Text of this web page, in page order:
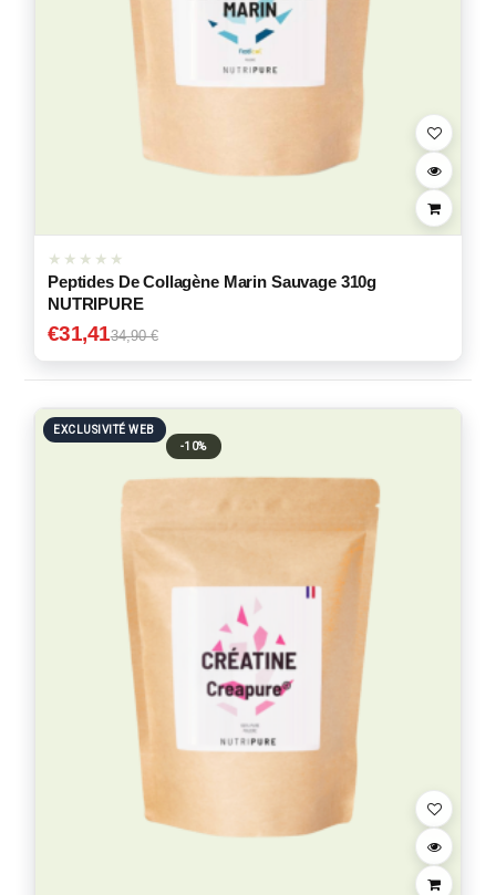
Peptides De Collagène Marin Sauvage 310g
NUTRIPURE
€31,4134,90 €
EXCLUSIVITÉ WEB
-10%